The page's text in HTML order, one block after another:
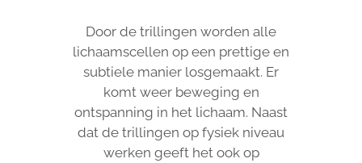
Door de trillingen worden alle
lichaamscellen op een prettige en
subtiele manier losgemaakt. Er
komt weer beweging en
ontspanning in het lichaam. Naast
dat de trillingen op fysiek niveau
werken geeft het ook op